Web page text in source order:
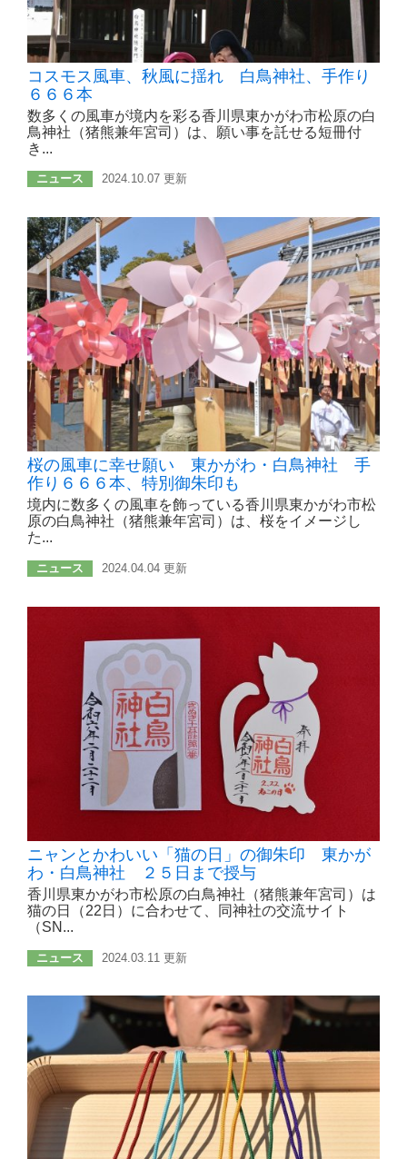
コスモス風車、秋風に揺れ 白鳥神社、手作り
６６６本
数多くの風車が境内を彩る香川県東かがわ市松原の白
鳥神社（猪熊兼年宮司）は、願い事を託せる短冊付
き...
ニュース 2024.10.07 更新
桜の風車に幸せ願い 東かがわ・白鳥神社 手
作り６６６本、特別御朱印も
境内に数多くの風車を飾っている香川県東かがわ市松
原の白鳥神社（猪熊兼年宮司）は、桜をイメージし
た...
ニュース 2024.04.04 更新
ニャンとかわいい「猫の日」の御朱印 東かが
わ・白鳥神社 ２５日まで授与
香川県東かがわ市松原の白鳥神社（猪熊兼年宮司）は
猫の日（22日）に合わせて、同神社の交流サイト
（SN...
ニュース 2024.03.11 更新